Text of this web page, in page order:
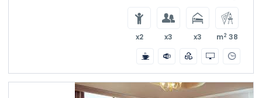
38 m
2
x3
x3
x2